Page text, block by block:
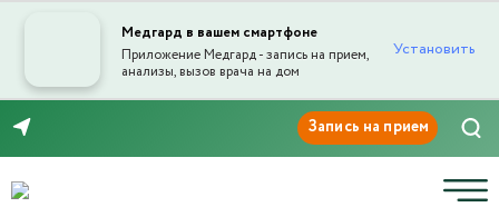
Медгард в вашем смартфоне
Приложение Медгард - запись на прием,
анализы, вызов врача на дом
Установить
Отправка отзыва